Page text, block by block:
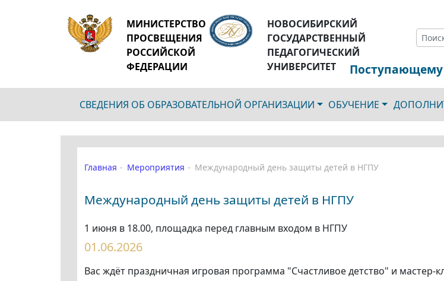
МИНИСТЕРСТВО
ПРОСВЕЩЕНИЯ
РОССИЙСКОЙ
ФЕДЕРАЦИИ
НОВОСИБИРСКИЙ
ГОСУДАРСТВЕННЫЙ
ПЕДАГОГИЧЕСКИЙ
УНИВЕРСИТЕТ
Поступающему
СВЕДЕНИЯ ОБ ОБРАЗОВАТЕЛЬНОЙ ОРГАНИЗАЦИИ ОБУЧЕНИЕ
Главная Мероприятия Международный день защиты детей в НГПУ
Международный день защиты детей в НГПУ
1 июня в 18.00, площадка перед главным входом в НГПУ
01.06.2026
Вас ждёт праздничная игровая программа "Счастливое детство" и мастер-